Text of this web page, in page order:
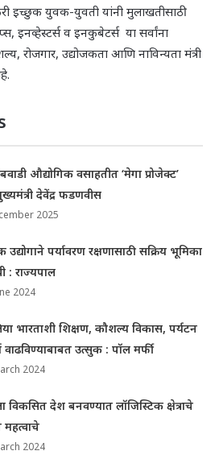
इच्छुक युवक-युवती यांनी मुलाखतीसाठी
इनव्हेस्टर्स व इनकुबेटर्स या सर्वांना
रोजगार, उद्योजकता आणि नाविन्यता मंत्री
औद्योगिक वसाहतीत ‘मेगा प्रोजेक्ट’
देवेंद्र फडणवीस
2025
उद्योगाने पर्यावरण रक्षणासाठी सक्रिय भूमिका
: राज्यपाल
2024
भारताशी शिक्षण, कौशल्य विकास, पर्यटन
वाढविण्याबाबत उत्सुक : पॉल मर्फी
2024
विकसित देश बनवण्यात लॉजिस्टिक क्षेत्राचे
महत्वाचे
2024